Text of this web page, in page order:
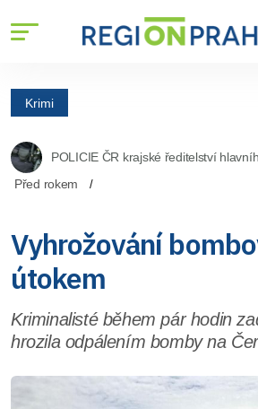
Krimi
POLICIE ČR krajské ředitelství
Před rokem
Vyhrožování
útokem
Kriminalisté během pár hodin
hrozila odpálením bomby na